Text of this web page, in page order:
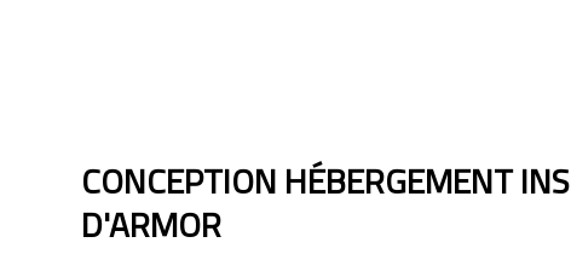
CONCEPTION HÉBERGEMENT
D'ARMOR